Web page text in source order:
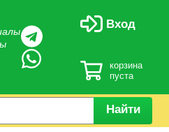
Вход
корзина
пуста
Найти